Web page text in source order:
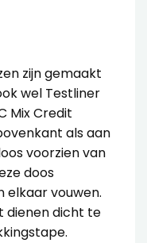
zijn gemaakt
wel Testliner
Mix Credit
als aan
voorzien van
doos
elkaar vouwen.
dienen dicht te
.